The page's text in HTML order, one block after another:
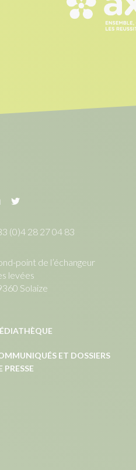
(0)4 28 27 04 83
point de l’échangeur
levées
Solaize
ET DOSSIERS
PRESSE